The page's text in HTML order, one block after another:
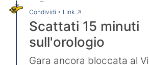
Condividi • Link→
Scattati 15 minuti
sull'orologio
Gara ancora bloccata al